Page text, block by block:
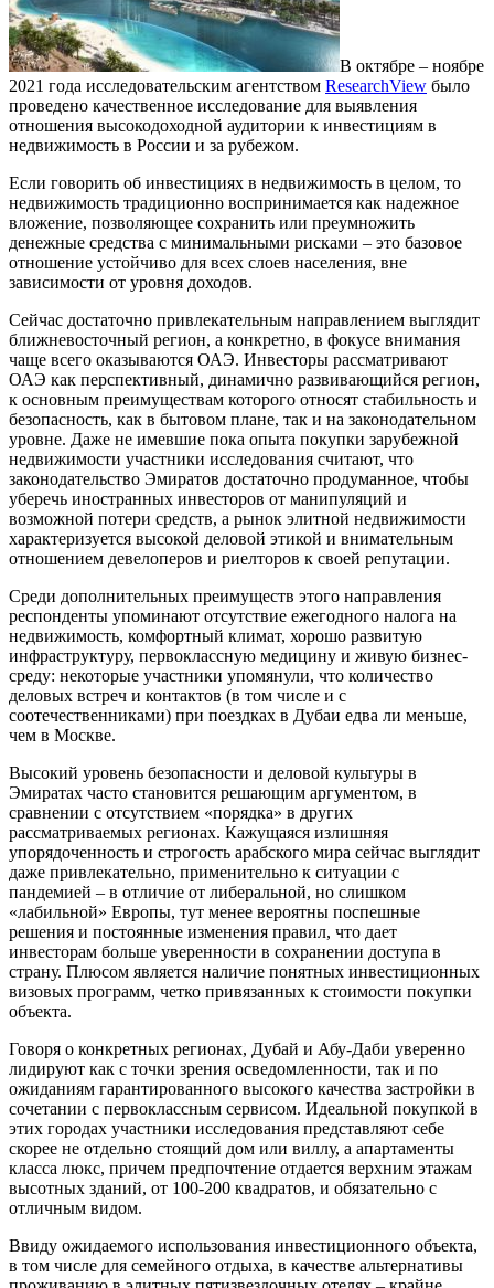
В октябре – ноябре
2021 года исследовательским агентством ResearchView было
проведено качественное исследование для выявления
отношения высокодоходной аудитории к инвестициям в
недвижимость в России и за рубежом.
Если говорить об инвестициях в недвижимость в целом, то
недвижимость традиционно воспринимается как надежное
вложение, позволяющее сохранить или преумножить
денежные средства с минимальными рисками – это базовое
отношение устойчиво для всех слоев населения, вне
зависимости от уровня доходов.
Сейчас достаточно привлекательным направлением выглядит
ближневосточный регион, а конкретно, в фокусе внимания
чаще всего оказываются ОАЭ. Инвесторы рассматривают
ОАЭ как перспективный, динамично развивающийся регион,
к основным преимуществам которого относят стабильность и
безопасность, как в бытовом плане, так и на законодательном
уровне. Даже не имевшие пока опыта покупки зарубежной
недвижимости участники исследования считают, что
законодательство Эмиратов достаточно продуманное, чтобы
уберечь иностранных инвесторов от манипуляций и
возможной потери средств, а рынок элитной недвижимости
характеризуется высокой деловой этикой и внимательным
отношением девелоперов и риелторов к своей репутации.
Среди дополнительных преимуществ этого направления
респонденты упоминают отсутствие ежегодного налога на
недвижимость, комфортный климат, хорошо развитую
инфраструктуру, первоклассную медицину и живую бизнес-
среду: некоторые участники упомянули, что количество
деловых встреч и контактов (в том числе и с
соотечественниками) при поездках в Дубаи едва ли меньше,
чем в Москве.
Высокий уровень безопасности и деловой культуры в
Эмиратах часто становится решающим аргументом, в
сравнении с отсутствием «порядка» в других
рассматриваемых регионах. Кажущаяся излишняя
упорядоченность и строгость арабского мира сейчас выглядит
даже привлекательно, применительно к ситуации с
пандемией – в отличие от либеральной, но слишком
«лабильной» Европы, тут менее вероятны поспешные
решения и постоянные изменения правил, что дает
инвесторам больше уверенности в сохранении доступа в
страну. Плюсом является наличие понятных инвестиционных
визовых программ, четко привязанных к стоимости покупки
объекта.
Говоря о конкретных регионах, Дубай и Абу-Даби уверенно
лидируют как с точки зрения осведомленности, так и по
ожиданиям гарантированного высокого качества застройки в
сочетании с первоклассным сервисом. Идеальной покупкой в
этих городах участники исследования представляют себе
скорее не отдельно стоящий дом или виллу, а апартаменты
класса люкс, причем предпочтение отдается верхним этажам
высотных зданий, от 100-200 квадратов, и обязательно с
отличным видом.
Ввиду ожидаемого использования инвестиционного объекта,
в том числе для семейного отдыха, в качестве альтернативы